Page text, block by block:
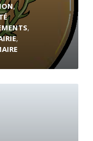
,
,
,